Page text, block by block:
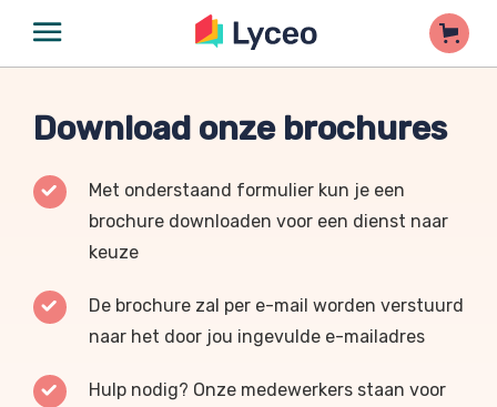
Download onze brochures
Met onderstaand formulier kun je een
brochure downloaden voor een dienst naar
keuze
De brochure zal per e-mail worden verstuurd
naar het door jou ingevulde e-mailadres
Hulp nodig? Onze medewerkers staan voor